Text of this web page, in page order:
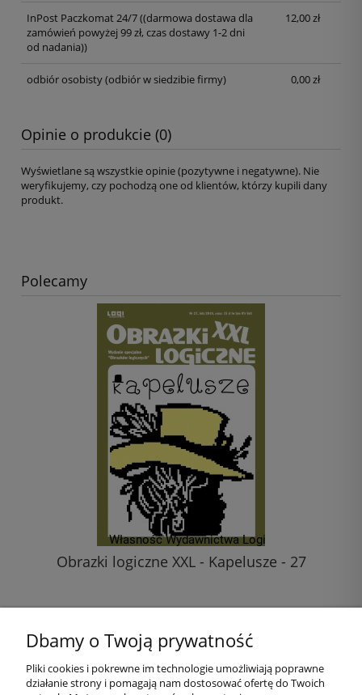
InPost Paczkomat 24/7((darmowa dostawa dla
zamówień powyżej 99 zł, czas dostawy 1-2 dni
od nadania))
12,00 zł
odbiór osobisty(odbiór w siedzibie firmy) 0,00 zł
Opinie o produkcie (0)
Wyświetlane są wszystkie opinie (pozytywne i negatywne). Nie
weryfikujemy, czy pochodzą one od klientów, którzy kupili dany
produkt.
Polecamy
Obrazki logiczne XXL - Kapelusze - 27
do koszyka
Pomoc
Dbamy o Twoją prywatność
Pliki cookies i pokrewne im technologie umożliwiają poprawne
działanie strony i pomagają nam dostosować ofertę do Twoich